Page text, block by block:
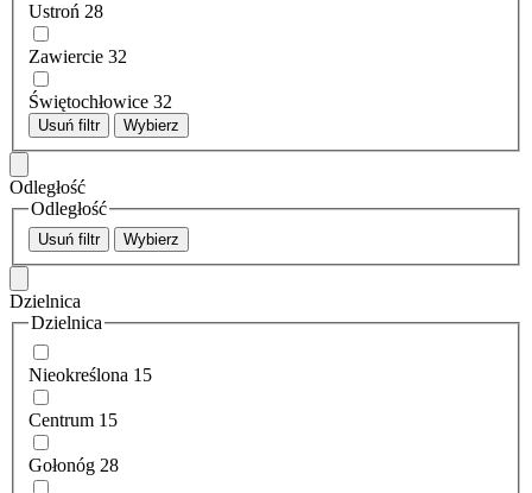
Ustroń 28
Zawiercie 32
Świętochłowice 32
Usuń filtr Wybierz
Odległość
Odległość
Usuń filtr Wybierz
Dzielnica
Dzielnica
Nieokreślona 15
Centrum 15
Gołonóg 28